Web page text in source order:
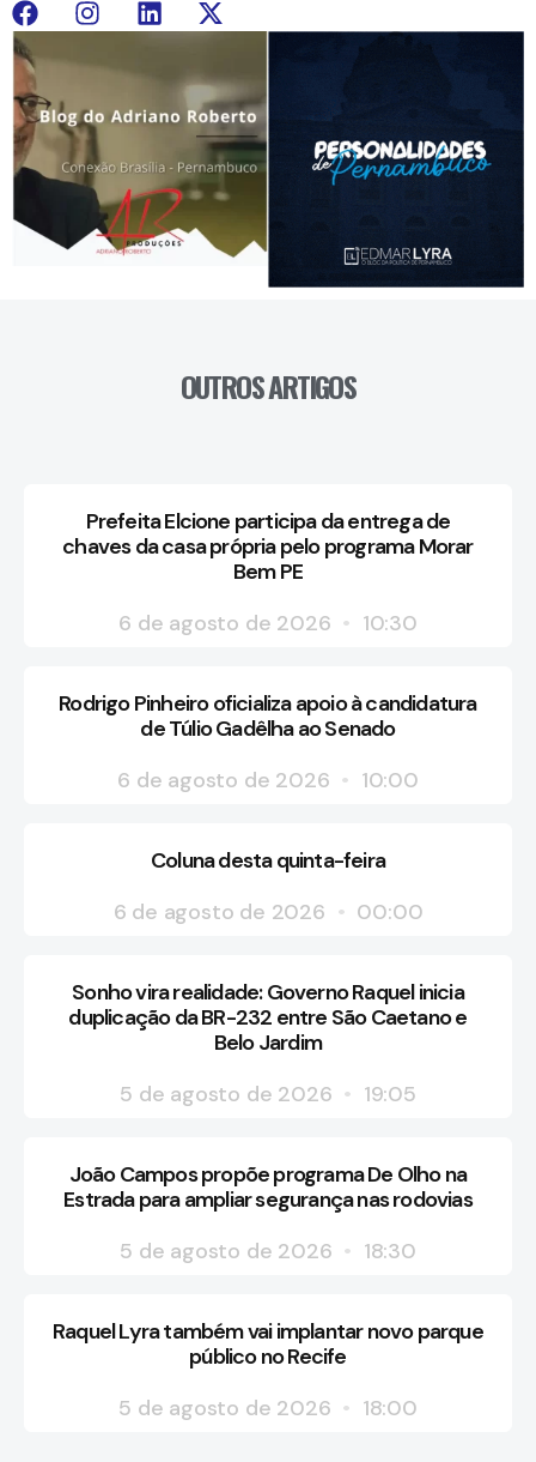
OUTROS ARTIGOS
Prefeita Elcione participa da entrega de
chaves da casa própria pelo programa Morar
Bem PE
6 de agosto de 2026
10:30
Rodrigo Pinheiro oficializa apoio à candidatura
de Túlio Gadêlha ao Senado
6 de agosto de 2026
10:00
Coluna desta quinta-feira
6 de agosto de 2026
00:00
Sonho vira realidade: Governo Raquel inicia
duplicação da BR-232 entre São Caetano e
Belo Jardim
5 de agosto de 2026
19:05
João Campos propõe programa De Olho na
Estrada para ampliar segurança nas rodovias
5 de agosto de 2026
18:30
Raquel Lyra também vai implantar novo parque
público no Recife
5 de agosto de 2026
18:00